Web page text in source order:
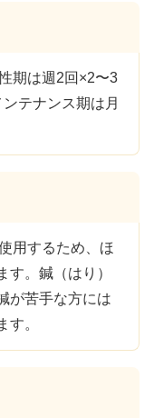
期は週2回×2〜3
テナンス期は月
用するため、ほ
す。鍼（はり）
が苦手な方には
す。